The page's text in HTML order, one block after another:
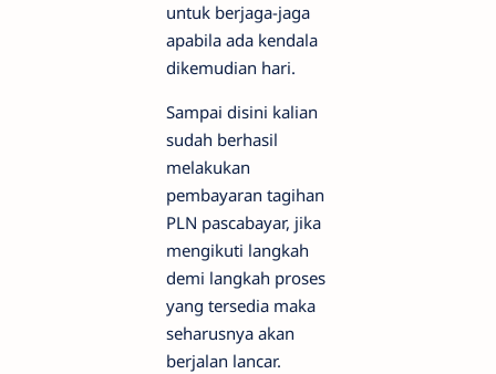
untuk berjaga-jaga
apabila ada kendala
dikemudian hari.
Sampai disini kalian
sudah berhasil
melakukan
pembayaran tagihan
PLN pascabayar, jika
mengikuti langkah
demi langkah proses
yang tersedia maka
seharusnya akan
berjalan lancar.